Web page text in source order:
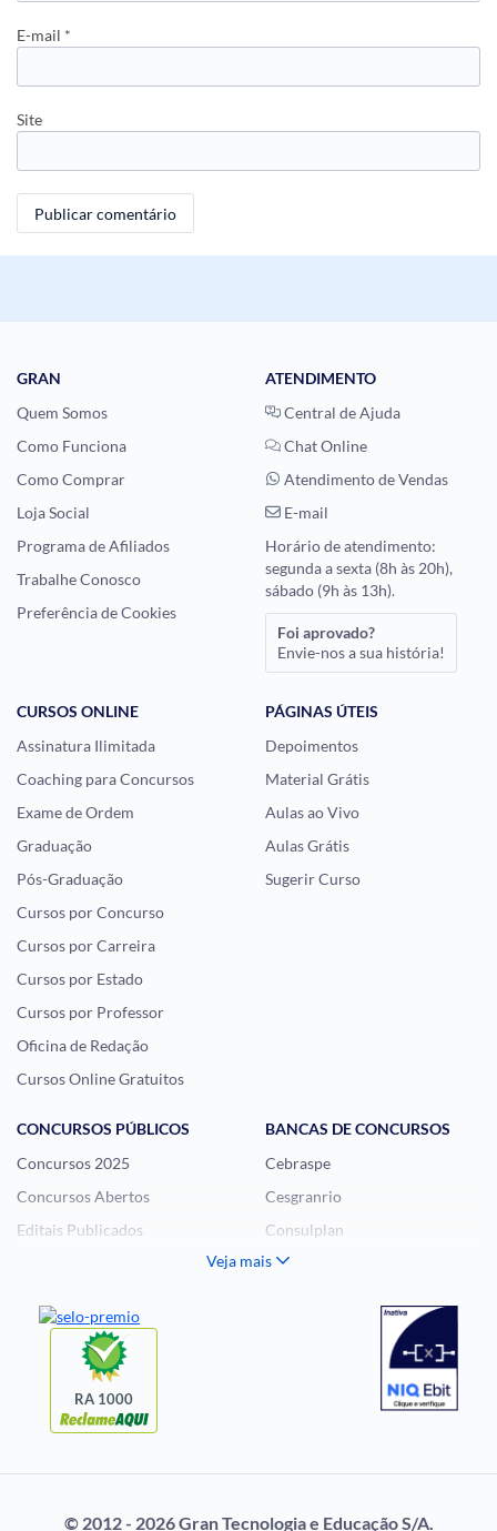
E-mail *
Site
GRAN
Quem Somos
Como Funciona
Como Comprar
Loja Social
Programa de Afiliados
Trabalhe Conosco
Preferência de Cookies
ATENDIMENTO
Central de Ajuda
Chat Online
Atendimento de Vendas
E-mail
Horário de atendimento:
segunda a sexta (8h às 20h),
sábado (9h às 13h).
Foi aprovado?
Envie-nos a sua história!
CURSOS ONLINE
Assinatura Ilimitada
Coaching para Concursos
Exame de Ordem
Graduação
Pós-Graduação
Cursos por Concurso
Cursos por Carreira
Cursos por Estado
Cursos por Professor
Oficina de Redação
Cursos Online Gratuitos
PÁGINAS ÚTEIS
Depoimentos
Material Grátis
Aulas ao Vivo
Aulas Grátis
Sugerir Curso
CONCURSOS PÚBLICOS
Concursos 2025
Concursos Abertos
Editais Publicados
Questões de Concurso
BANCAS DE CONCURSOS
Cebraspe
Cesgranrio
Consulplan
FCC
CONCURSOS POR
EXAME DE ORDEM
OAB
Veja mais
RA 1000
© 2012 - 2026 Gran Tecnologia e Educação S/A.